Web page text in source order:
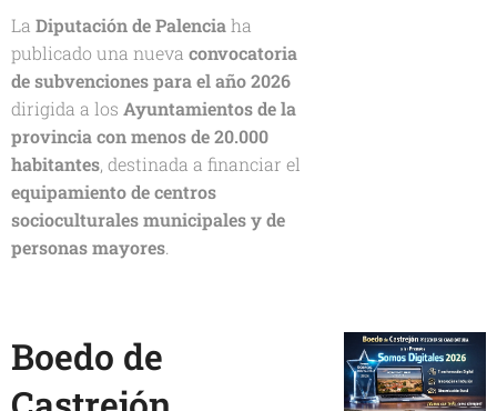
La Diputación de Palencia ha
publicado una nueva convocatoria
de subvenciones para el año 2026
dirigida a los Ayuntamientos de la
provincia con menos de 20.000
habitantes, destinada a financiar el
equipamiento de centros
socioculturales municipales y de
personas mayores.
Boedo de